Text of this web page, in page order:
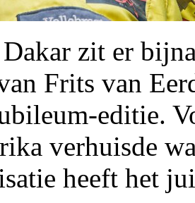
zit er
Frits van
editie.
verhuisde
heeft het